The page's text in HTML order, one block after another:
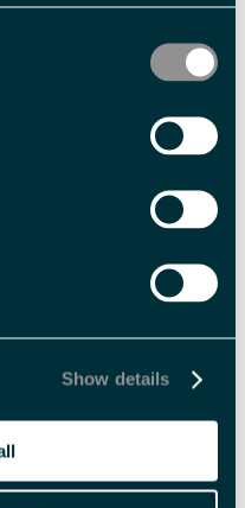
Show details